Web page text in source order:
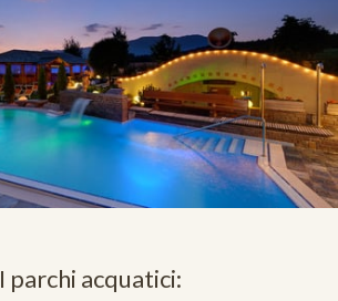
I parchi acquatici: